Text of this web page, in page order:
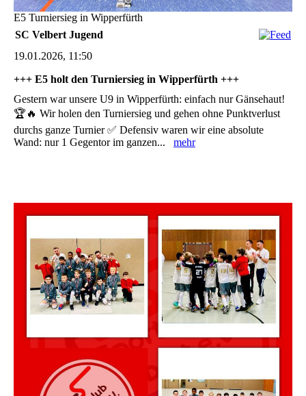
E5 Turniersieg in Wipperfürth
SC Velbert Jugend
19.01.2026, 11:50
+++ E5 holt den Turniersieg in Wipperfürth +++
Gestern war unsere U9 in Wipperfürth: einfach nur Gänsehaut!
🏆🔥 Wir holen den Turniersieg und gehen ohne Punktverlust
durchs ganze Turnier ✅ Defensiv waren wir eine absolute
Wand: nur 1 Gegentor im ganzen... mehr